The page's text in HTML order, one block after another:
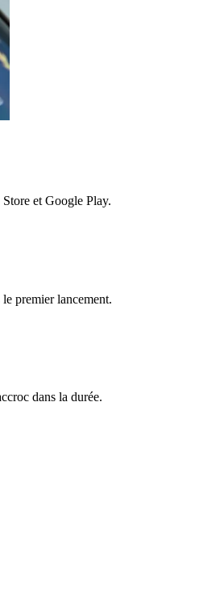
et Google Play.
premier lancement.
dans la durée.